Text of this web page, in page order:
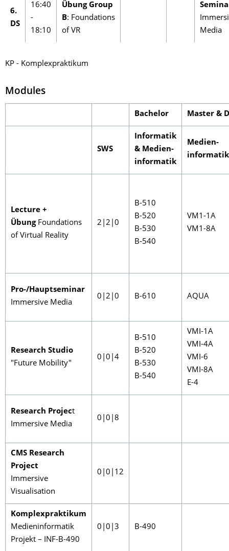
6.
DS
16:40
-
18:10
Übung Group
B: Foundations
of VR
Media
KP - Komplexpraktikum
Modules
Bachelor Master &
SWS
Informatik
& Medien-
informatik
Medien-
informatik
Lecture +
Übung Foundations
of Virtual Reality
2|2|0
B-510
B-520
B-530
B-540
VM1-1A
VM1-8A
Pro-/Hauptseminar
Immersive Media
0|2|0 B-610 AQUA
Research Studio
"Future Mobility"
0|0|4
B-510
B-520
B-530
B-540
VMI-1A
VMI-4A
VMI-6
VMI-8A
E-4
Research Project
Immersive Media
0|0|8
CMS Research
Project
Immersive
Visualisation
0|0|12
Komplexpraktikum
Medieninformatik
Projekt – INF-B-490
0|0|3 B-490